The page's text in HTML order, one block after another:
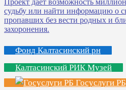
Фонд Калтасинский рн
Калтасинский РИК Музей
Госуслуги РБ